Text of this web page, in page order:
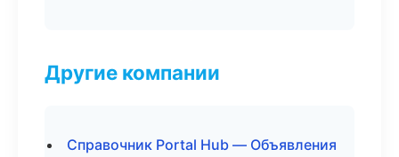
Другие компании
Справочник Portal Hub — Объявления